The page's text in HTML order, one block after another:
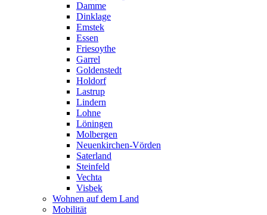
Damme
Dinklage
Emstek
Essen
Friesoythe
Garrel
Goldenstedt
Holdorf
Lastrup
Lindern
Lohne
Löningen
Molbergen
Neuenkirchen-Vörden
Saterland
Steinfeld
Vechta
Visbek
Wohnen auf dem Land
Mobilität